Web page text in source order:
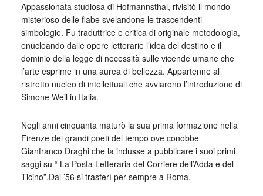
Appassionata studiosa di Hofmannsthal, rivisitò il mondo
misterioso delle fiabe svelandone le trascendenti
simbologie. Fu traduttrice e critica di originale metodologia,
enucleando dalle opere letterarie l’idea del destino e il
dominio della legge di necessità sulle vicende umane che
l’arte esprime in una aurea di bellezza. Appartenne al
ristretto nucleo di intellettuali che avviarono l’introduzione di
Simone Weil in Italia.
Negli anni cinquanta maturò la sua prima formazione nella
Firenze dei grandi poeti del tempo ove conobbe
Gianfranco Draghi che la indusse a pubblicare i suoi primi
saggi su “ La Posta Letteraria del Corriere dell’Adda e del
Ticino”.Dal ’56 si trasferì per sempre a Roma.